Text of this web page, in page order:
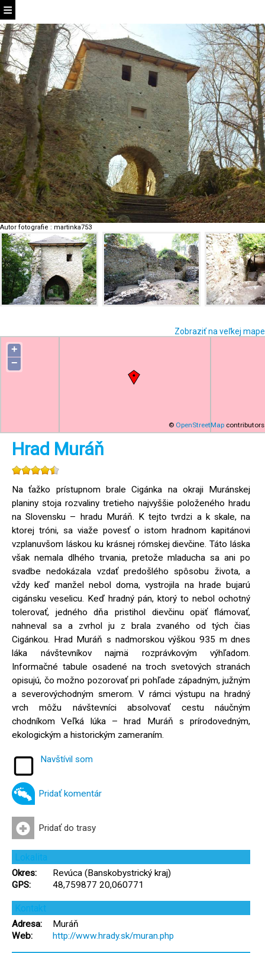
Autor fotografie : martinka753
Zobraziť na veľkej mape
+
−
© OpenStreetMap contributors
Hrad Muráň
Na ťažko prístupnom brale Cigánka na okraji Muránskej
planiny stoja rozvaliny tretieho najvyššie položeného hradu
na Slovensku – hradu Muráň. K tejto tvrdzi a k skale, na
ktorej tróni, sa viaže povesť o istom hradnom kapitánovi
vzplanuvšom láskou ku krásnej rómskej dievčine. Táto láska
však nemala dlhého trvania, pretože mladucha sa ani po
svadbe nedokázala vzdať predošlého spôsobu života, a
vždy keď manžel nebol doma, vystrojila na hrade bujarú
cigánsku veselicu. Keď hradný pán, ktorý to nebol ochotný
tolerovať, jedného dňa pristihol dievčinu opäť flámovať,
nahneval sa a zvrhol ju z brala zvaného od tých čias
Cigánkou. Hrad Muráň s nadmorskou výškou 935 m dnes
láka návštevníkov najmä rozprávkovým výhľadom.
Informačné tabule osadené na troch svetových stranách
opisujú, čo možno pozorovať pri pohľade západným, južným
a severovýchodným smerom. V rámci výstupu na hradný
vrch môžu návštevníci absolvovať cestu náučným
chodníkom Veľká lúka – hrad Muráň s prírodovedným,
ekologickým a historickým zameraním.
Navštívil som
Pridať komentár
Pridať do trasy
Lokalita
Okres:
Revúca (Banskobystrický kraj)
GPS:
48,759877 20,060771
Kontakt
Adresa:
Muráň
Web:
http://www.hrady.sk/muran.php